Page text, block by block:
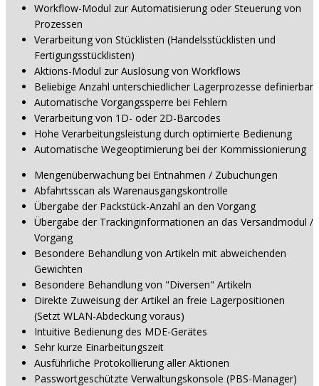
Workflow-Modul zur Automatisierung oder Steuerung von
Prozessen
Verarbeitung von Stücklisten (Handelsstücklisten und
Fertigungsstücklisten)
Aktions-Modul zur Auslösung von Workflows
Beliebige Anzahl unterschiedlicher Lagerprozesse definierbar
Automatische Vorgangssperre bei Fehlern
Verarbeitung von 1D- oder 2D-Barcodes
Hohe Verarbeitungsleistung durch optimierte Bedienung
Automatische Wegeoptimierung bei der Kommissionierung
Mengenüberwachung bei Entnahmen / Zubuchungen
Abfahrtsscan als Warenausgangskontrolle
Übergabe der Packstück-Anzahl an den Vorgang
Übergabe der Trackinginformationen an das Versandmodul /
Vorgang
Besondere Behandlung von Artikeln mit abweichenden
Gewichten
Besondere Behandlung von "Diversen" Artikeln
Direkte Zuweisung der Artikel an freie Lagerpositionen
(Setzt WLAN-Abdeckung voraus)
Intuitive Bedienung des MDE-Gerätes
Sehr kurze Einarbeitungszeit
Ausführliche Protokollierung aller Aktionen
Passwortgeschützte Verwaltungskonsole (PBS-Manager)